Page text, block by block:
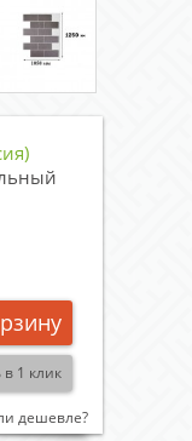
в 1 клик
дешевле?